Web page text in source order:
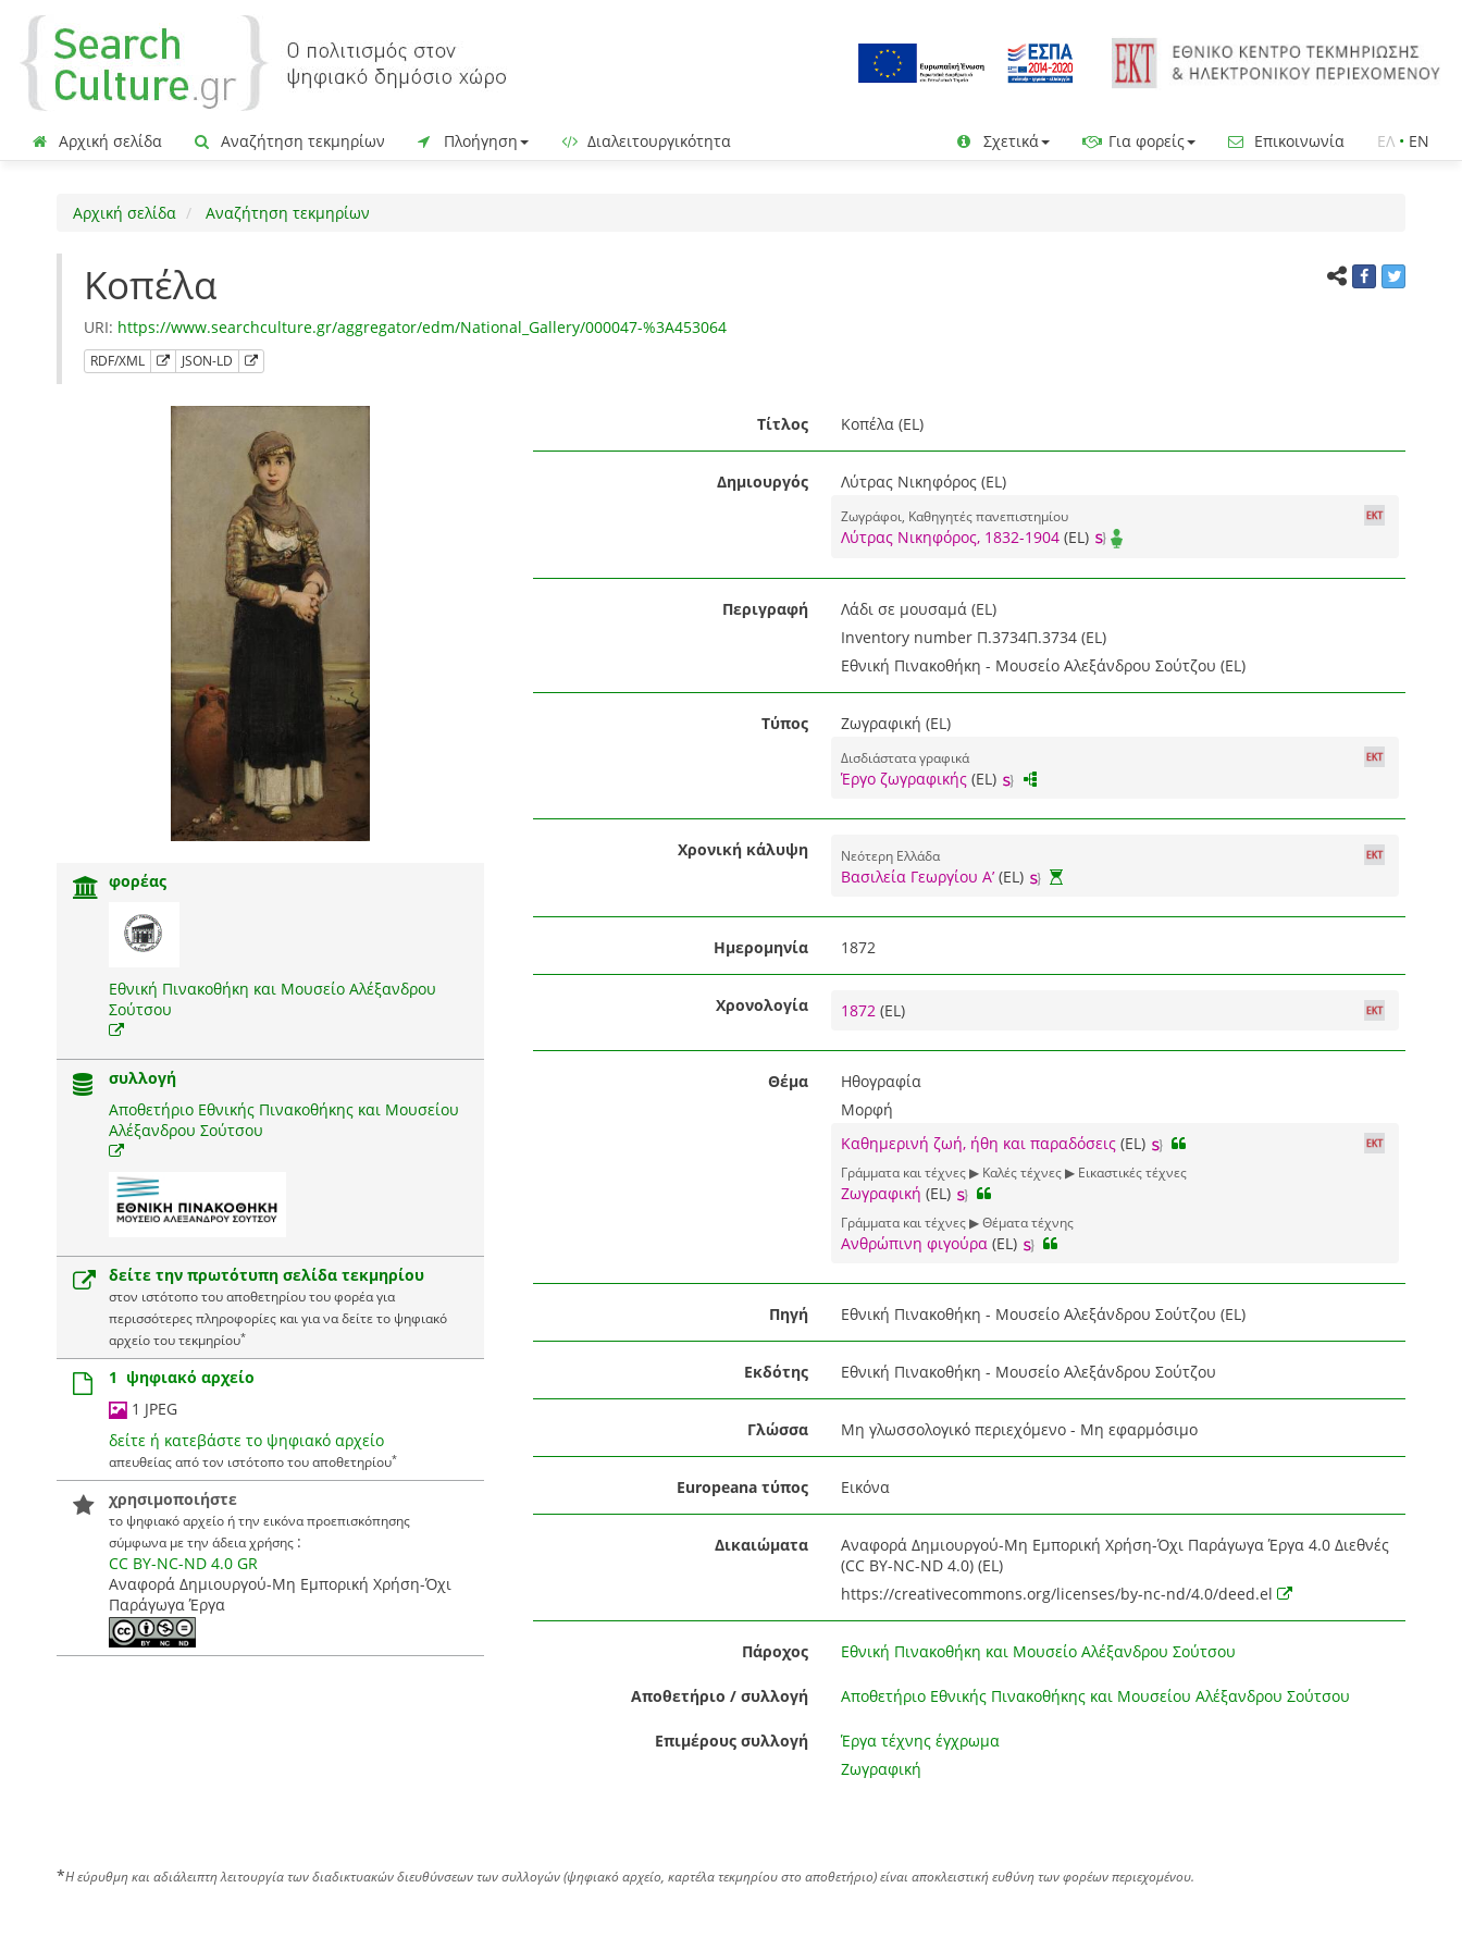
Αρχική σελίδα Αναζήτηση τεκμηρίων Πλοήγηση Διαλειτουργικότητα Σχετικά Για φορείς Επικοινωνία ΕΛ • EN
Αρχική σελίδα Αναζήτηση τεκμηρίων
Κοπέλα
URI: https://www.searchculture.gr/aggregator/edm/National_Gallery/000047-%3A453064
RDF/XML JSON-LD
φορέας
Εθνική Πινακοθήκη και Μουσείο Αλέξανδρου
Σούτσου
συλλογή
Αποθετήριο Εθνικής Πινακοθήκης και Μουσείου
Αλέξανδρου Σούτσου
δείτε την πρωτότυπη σελίδα τεκμηρίου
στον ιστότοπο του αποθετηρίου του φορέα για
περισσότερες πληροφορίες και για να δείτε το ψηφιακό
αρχείο του τεκμηρίου*
1 ψηφιακό αρχείο
1 JPEG
δείτε ή κατεβάστε το ψηφιακό αρχείο
απευθείας από τον ιστότοπο του αποθετηρίου*
χρησιμοποιήστε
το ψηφιακό αρχείο ή την εικόνα προεπισκόπησης
σύμφωνα με την άδεια χρήσης :
CC BY-NC-ND 4.0 GR
Αναφορά Δημιουργού-Μη Εμπορική Χρήση-Όχι
Παράγωγα Έργα
Τίτλος Κοπέλα (EL)
Δημιουργός Λύτρας Νικηφόρος (EL)
Ζωγράφοι, Καθηγητές πανεπιστημίου
Λύτρας Νικηφόρος, 1832-1904(EL)
Περιγραφή
Λάδι σε μουσαμά (EL)
Inventory number Π.3734Π.3734 (EL)
Εθνική Πινακοθήκη - Μουσείο Αλεξάνδρου Σούτζου (EL)
Τύπος Ζωγραφική (EL)
Δισδιάστατα γραφικά
Έργο ζωγραφικής(EL)
Χρονική κάλυψη Νεότερη Ελλάδα
Βασιλεία Γεωργίου Α’(EL)
Ημερομηνία 1872
Χρονολογία 1872 (EL)
Θέμα
Ηθογραφία
Μορφή
Καθημερινή ζωή, ήθη και παραδόσεις(EL)
Γράμματα και τέχνες ▶ Καλές τέχνες ▶ Εικαστικές τέχνες
Ζωγραφική (EL)
Γράμματα και τέχνες ▶ Θέματα τέχνης
Ανθρώπινη φιγούρα(EL)
Πηγή Εθνική Πινακοθήκη - Μουσείο Αλεξάνδρου Σούτζου (EL)
Εκδότης Εθνική Πινακοθήκη - Μουσείο Αλεξάνδρου Σούτζου
Γλώσσα Μη γλωσσολογικό περιεχόμενο - Μη εφαρμόσιμο
Europeana τύπος Εικόνα
Δικαιώματα
Αναφορά Δημιουργού-Μη Εμπορική Χρήση-Όχι Παράγωγα Έργα 4.0 Διεθνές
(CC BY-NC-ND 4.0) (EL)
https://creativecommons.org/licenses/by-nc-nd/4.0/deed.el
Πάροχος Εθνική Πινακοθήκη και Μουσείο Αλέξανδρου Σούτσου
Αποθετήριο / συλλογή Αποθετήριο Εθνικής Πινακοθήκης και Μουσείου Αλέξανδρου Σούτσου
Επιμέρους συλλογή
Έργα τέχνης έγχρωμα
Ζωγραφική
*Η εύρυθμη και αδιάλειπτη λειτουργία των διαδικτυακών διευθύνσεων των συλλογών (ψηφιακό αρχείο, καρτέλα τεκμηρίου στο αποθετήριο) είναι αποκλειστική ευθύνη των φορέων περιεχομένου.